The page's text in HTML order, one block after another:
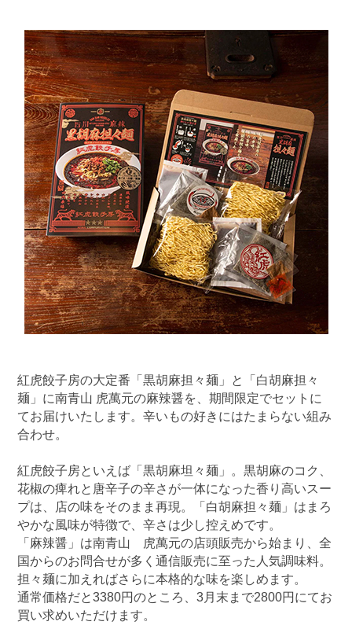
紅虎餃子房の大定番「黒胡麻担々麺」と「白胡麻担々
麺」に南青山 虎萬元の麻辣醤を、期間限定でセットに
てお届けいたします。辛いもの好きにはたまらない組み
合わせ。
紅虎餃子房といえば「黒胡麻坦々麺」。黒胡麻のコク、
花椒の痺れと唐辛子の辛さが一体になった香り高いスー
プは、店の味をそのまま再現。「白胡麻担々麺」はまろ
やかな風味が特徴で、辛さは少し控えめです。
「麻辣醤」は南青山 虎萬元の店頭販売から始まり、全
国からのお問合せが多く通信販売に至った人気調味料。
担々麺に加えればさらに本格的な味を楽しめます。
通常価格だと3380円のところ、3月末まで2800円にてお
買い求めいただけます。